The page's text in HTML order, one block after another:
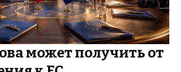
может получить от